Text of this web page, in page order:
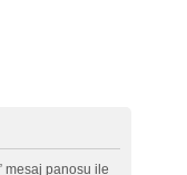
mesaj panosu ile